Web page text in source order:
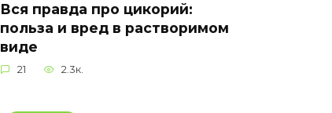
Вся правда про цикорий:
польза и вред в растворимом
виде
21 2.3к.